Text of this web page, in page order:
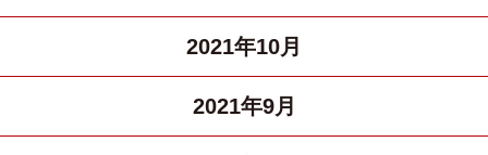
2021年10月
2021年9月